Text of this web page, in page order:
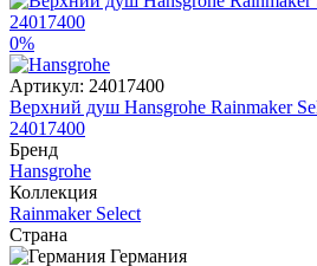
0%
Артикул: 24017400
Верхний душ Hansgrohe Rainmaker
24017400
Бренд
Hansgrohe
Коллекция
Rainmaker Select
Страна
Германия